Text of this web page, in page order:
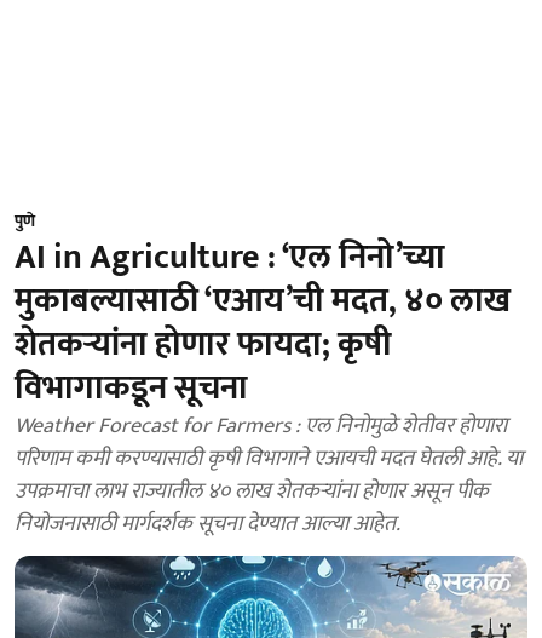
पुणे
AI in Agriculture : ‘एल निनो’च्या
मुकाबल्यासाठी ‘एआय’ची मदत, ४० लाख
शेतकऱ्यांना होणार फायदा; कृषी
विभागाकडून सूचना
Weather Forecast for Farmers : एल निनोमुळे शेतीवर होणारा
परिणाम कमी करण्यासाठी कृषी विभागाने एआयची मदत घेतली आहे. या
उपक्रमाचा लाभ राज्यातील ४० लाख शेतकऱ्यांना होणार असून पीक
नियोजनासाठी मार्गदर्शक सूचना देण्यात आल्या आहेत.